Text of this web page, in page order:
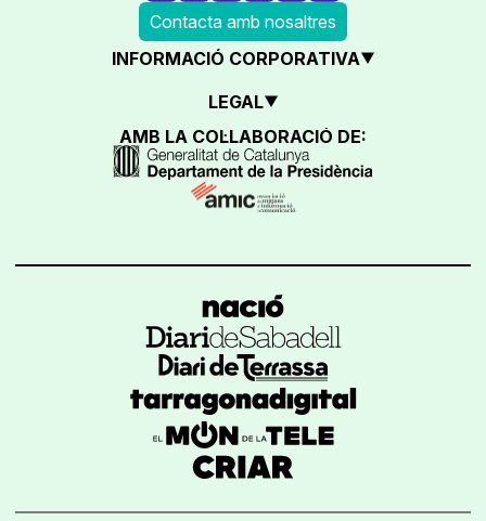
Contacta amb nosaltres
INFORMACIÓ CORPORATIVA
LEGAL
AMB LA COL·LABORACIÓ DE: